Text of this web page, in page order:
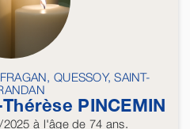
QUESSOY, SAINT-
PINCEMIN
à l'âge de 74 ans.